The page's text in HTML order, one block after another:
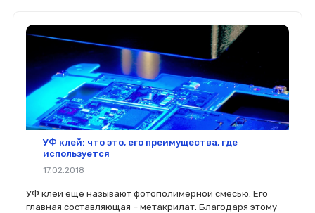
УФ клей: что это, его преимущества, где
используется
17.02.2018
УФ клей еще называют фотополимерной смесью. Его
главная составляющая – метакрилат. Благодаря этому